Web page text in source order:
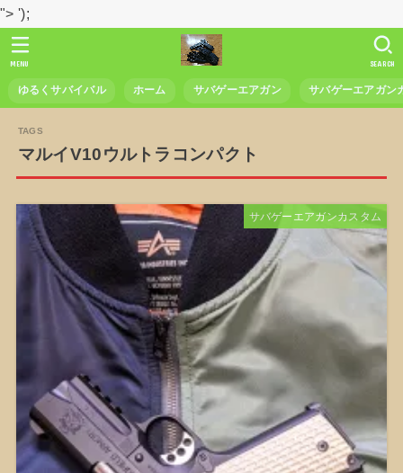
"> ');
ゆるくサバイバル ホーム サバゲーエアガン サバゲーエアガン
SEARCH
MENU
マルイV10ウルトラコンパクト
サバゲーエアガンカスタム